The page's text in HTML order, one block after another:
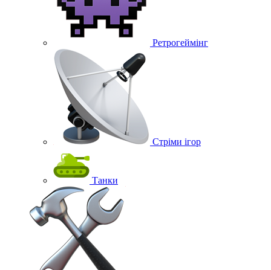
Ретрогеймінг
Стріми ігор
Танки